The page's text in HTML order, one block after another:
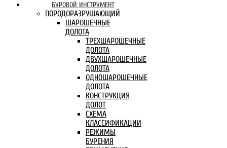
БУРОВОЙ ИНСТРУМЕНТ
ПОРОДОРАЗРУШАЮЩИЙ
ШАРОШЕЧНЫЕ
ДОЛОТА
ТРЕХШАРОШЕЧНЫЕ
ДОЛОТА
ДВУХШАРОШЕЧНЫЕ
ДОЛОТА
ОДНОШАРОШЕЧНЫЕ
ДОЛОТА
КОНСТРУКЦИЯ
ДОЛОТ
СХЕМА
КЛАССИФИКАЦИИ
РЕЖИМЫ
БУРЕНИЯ